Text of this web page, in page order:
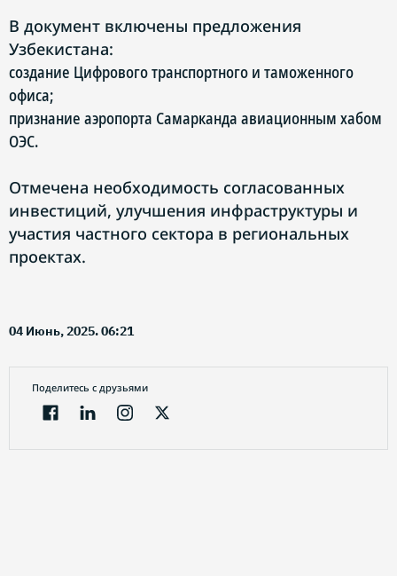
В документ включены предложения
Узбекистана:
создание Цифрового транспортного и таможенного
офиса;
признание аэропорта Самарканда авиационным хабом
ОЭС.
Отмечена необходимость согласованных
инвестиций, улучшения инфраструктуры и
участия частного сектора в региональных
проектах.
04 Июнь, 2025. 06:21
Поделитесь с друзьями